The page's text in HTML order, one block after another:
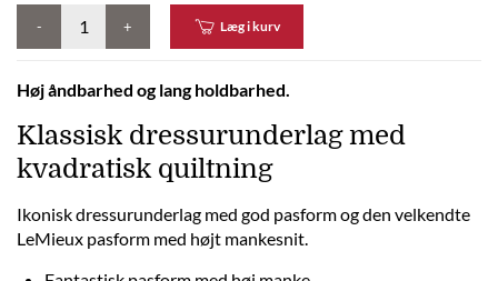
- + Læg i kurv
Høj åndbarhed og lang holdbarhed.
Klassisk dressurunderlag med
kvadratisk quiltning
Ikonisk dressurunderlag med god pasform og den velkendte
LeMieux pasform med højt mankesnit.